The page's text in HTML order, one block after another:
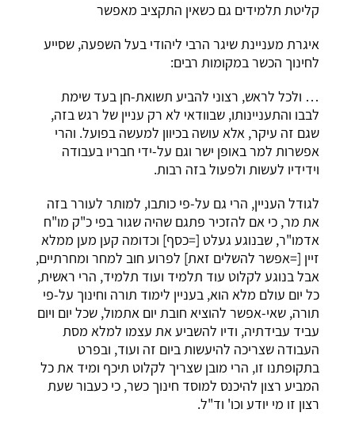
קליטת תלמידים גם כשאין התקציב מאפשר
איגרת מעניינת שיגר הרבי ליהודי בעל השפעה, שסייע
לחינוך הכשר במקומות רבים:
… ולכל לראש, רצוני להביע תשואת-חן בעד שימת
לבבו והתעניינותו, שבוודאי לא רק עניין של רגש בזה,
שגם זה עיקר, אלא עושה בכיוון למעשה בפועל. והרי
אפשרות למר באופן ישר וגם על-ידי חבריו בעבודה
וידידיו לעשות ולפעול בזה רבות.
לגודל העניין, הרי גם על-פי כותבו, למותר לעורר בזה
את מר, כי אם להזכיר פתגם שהיה שגור בפי כ"ק מו"ח
אדמו"ר, שבנוגע געלט [=כסף] וכדומה קען מען ממלא
זיין [=אפשר להשלים זאת] לפרוע חוב למחר ומחרתיים,
אבל בנוגע לקלוט עוד תלמיד ועוד תלמיד, הרי ראשית,
כל יום עולם מלא הוא, בעניין לימוד תורה וחינוך על-פי
תורה, שאי-אפשר להוציא חובת יום אתמול, שכל יום ויום
עביד עבידתיה, ודיו להשביע את עצמו למלא מסת
העבודה שצריכה להיעשות ביום זה ועוד, ובפרט
בתקופתנו זו, הרי מובן שצריך לקלוט תיכף ומיד את כל
המביע רצון להיכנס למוסד חינוך כשר, כי כעבור שעת
רצון זו מי יודע וכו' וד"ל.